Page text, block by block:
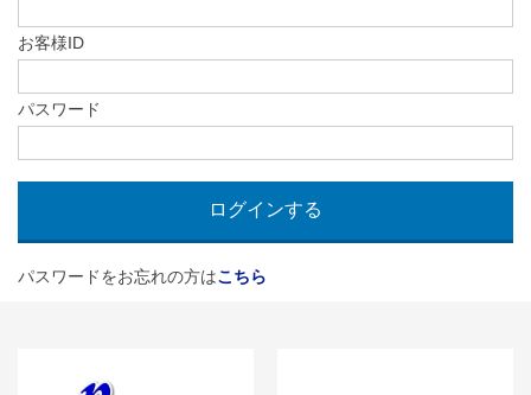
お客様ID
パスワード
パスワードをお忘れの方はこちら